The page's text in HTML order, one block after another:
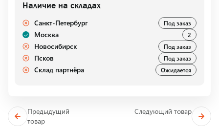
Наличие на складах
Санкт-Петербург Под заказ
Москва 2
Новосибирск Под заказ
Псков Под заказ
Склад партнёра Ожидается
Предыдущий
товар
Следующий товар